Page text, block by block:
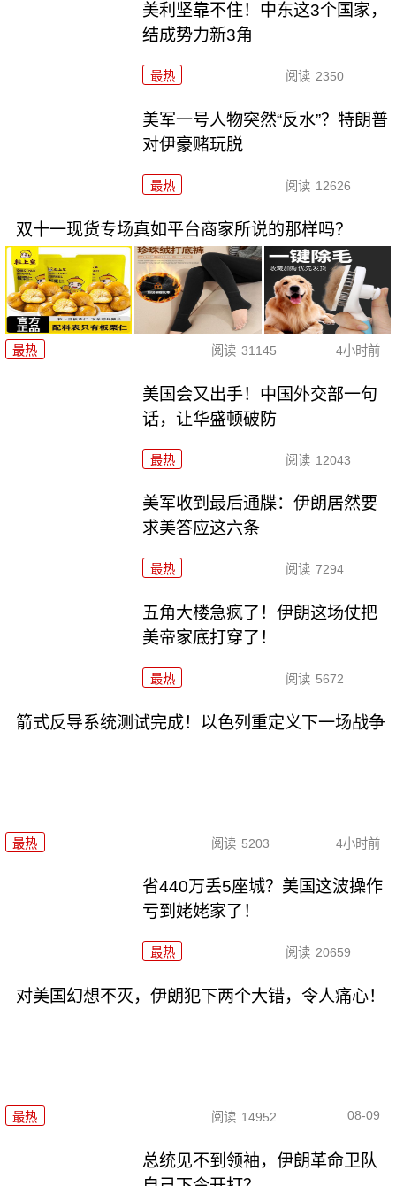
美利坚靠不住！中东这3个国家，
结成势力新3角
最热 阅读 2350
美军一号人物突然“反水”？特朗普
对伊豪赌玩脱
最热 阅读 12626
双十一现货专场真如平台商家所说的那样吗？
最热 阅读 31145 4小时前
美国会又出手！中国外交部一句
话，让华盛顿破防
最热 阅读 12043
美军收到最后通牒：伊朗居然要
求美答应这六条
最热 阅读 7294
五角大楼急疯了！伊朗这场仗把
美帝家底打穿了！
最热 阅读 5672
箭式反导系统测试完成！以色列重定义下一场战争
最热 阅读 5203 4小时前
省440万丢5座城？美国这波操作
亏到姥姥家了！
最热 阅读 20659
对美国幻想不灭，伊朗犯下两个大错，令人痛心！
最热 阅读 14952 08-09
总统见不到领袖，伊朗革命卫队